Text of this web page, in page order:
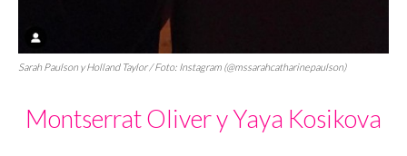
Sarah Paulson y Holland Taylor / Foto: Instagram (@mssarahcatharinepaulson)
Montserrat Oliver y Yaya Kosikova